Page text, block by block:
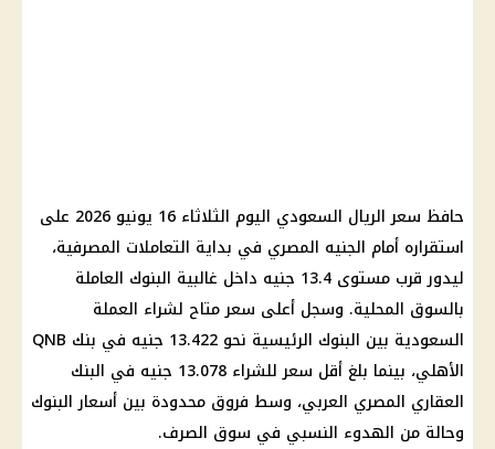
حافظ سعر الريال السعودي اليوم الثلاثاء 16 يونيو 2026 على
استقراره أمام الجنيه المصري في بداية التعاملات المصرفية،
ليدور قرب مستوى 13.4 جنيه داخل غالبية البنوك العاملة
بالسوق المحلية. وسجل أعلى سعر متاح لشراء العملة
السعودية بين البنوك الرئيسية نحو 13.422 جنيه في بنك QNB
الأهلي، بينما بلغ أقل سعر للشراء 13.078 جنيه في البنك
العقاري المصري العربي، وسط فروق محدودة بين أسعار البنوك
وحالة من الهدوء النسبي في سوق الصرف.